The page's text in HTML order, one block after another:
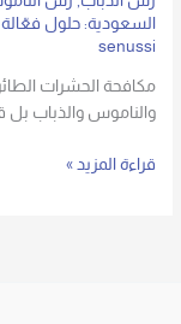
السعودية: حلول
senussi
مكافحة الحشرات
والناموس والذباب بل
قراءة المزيد »